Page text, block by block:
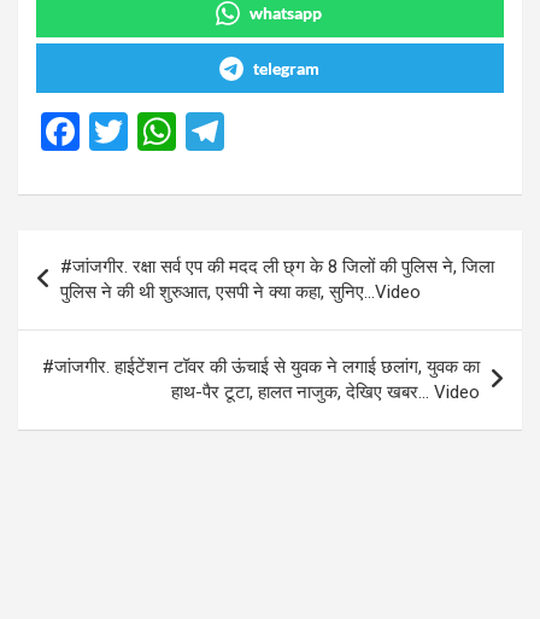
whatsapp
telegram
F
ce
b
o
o
k
T
tt
W
at
s
A
p
p
e
a
m
navigation
#जांजगीर. रक्षा सर्व एप की मदद ली छ्ग के 8 जिलों की पुलिस ने, जिला
पुलिस ने की थी शुरुआत, एसपी ने क्या कहा, सुनिए…Video
#जांजगीर. हाईटेंशन टॉवर की ऊंचाई से युवक ने लगाई छलांग, युवक का
हाथ-पैर टूटा, हालत नाजुक, देखिए खबर… Video